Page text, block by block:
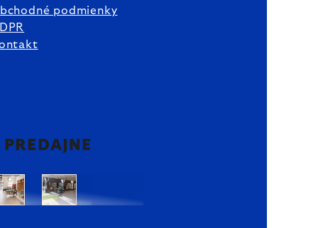
podmienky
PREDAJNE